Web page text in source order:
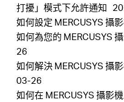
打擾」模式下允許通知
如何設定 MERCUSYS 攝
如何為您的 MERCUSYS
26
如何解決 MERCUSYS 攝
03-26
如何在 MERCUSYS 攝影